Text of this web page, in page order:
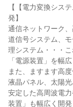
【【電力変換シス
発】
通信ネットワーク
道信号システム、
理システム・・・
「電源装置」を幅
また、ますます高
液晶パネル、太陽
安定した高周波電
装置」も幅広く開発